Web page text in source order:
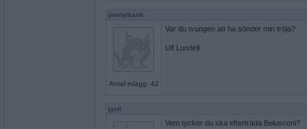
jennyfrank
Antal inlägg: 42
Var du tvungen att ha sönder min tröja?
Ulf Lundell
jyril
Vem tycker du ska efterträda Belusconi?